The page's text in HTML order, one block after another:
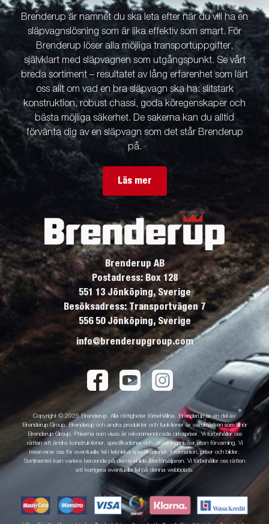
Brenderup är namnet du ska leta efter när du vill ha en
släpvagnslösning som är lika effektiv som smart. För
Brenderup löser alla möjliga transportuppgifter,
självklart med släpvagnen som utgångspunkt. Se vårt
breda sortiment – resultatet av lång erfarenhet som lärt
oss allt om vad en bra släpvagn ska ha: slitstark
konstruktion, robust chassi, goda köregenskaper och
bästa möjliga säkerhet. De sakerna kan du alltid
förvänta dig av en släpvagn som det står Brenderup
på.
Läs mer
Brenderup AB
Postadress: Box 128
551 13 Jönköping, Sverige
Besöksadress: Transportvägen 7
556 50 Jönköping, Sverige
info@brenderupgroup.com
Copyright © 2025 Brenderup. Alla rättigheter förbehållna. Brenderup är en del av
Brenderup Group. Brenderup och andra produkter och funktioner är varumärken som tillhör
Brenderup Group. Priserna som visas är rekommenderade cirkapriser. Vi förbehåller oss
rätten att ändra konstruktioner, specifikationer och utrustningsnivåer utan förvarning. Vi
reserverar oss för eventuella fel i tekniska specifikationer, information, priser och bilder.
Sortimentet kan variera beroende på den enskilde återförsäljaren. Vi förbehåller oss rätten
att korrigera eventuella fel på denna webbplats.